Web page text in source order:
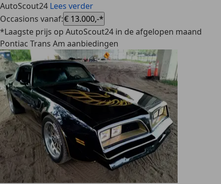
AutoScout24 Lees verder
Occasions vanaf:€ 13.000,-*
*Laagste prijs op AutoScout24 in de afgelopen maand
Pontiac Trans Am aanbiedingen